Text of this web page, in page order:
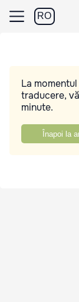
RO
La
traducere,
minute.
Înapoi la